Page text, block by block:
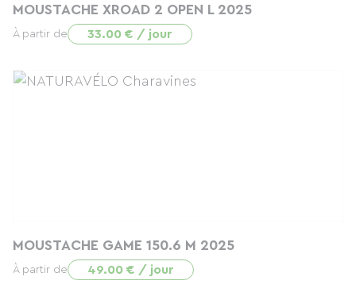
MOUSTACHE XROAD 2 OPEN L 2025
À partir de 33.00 € / jour
MOUSTACHE GAME 150.6 M 2025
À partir de 49.00 € / jour